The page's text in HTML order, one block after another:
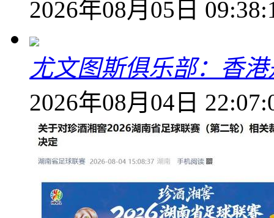
2026年08月05日
尤文图斯俱乐部：香
2026年08月04日